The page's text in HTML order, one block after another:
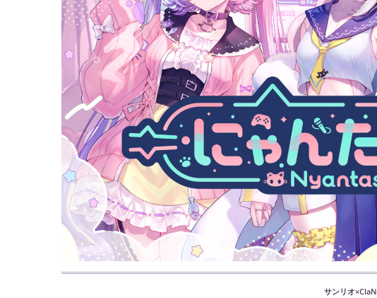
サンリオ×ClaN